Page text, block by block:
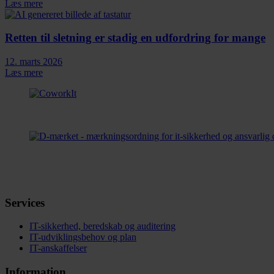
Læs mere
Retten til sletning er stadig en udfordring for mange
12. marts 2026
Læs mere
Services
IT-sikkerhed, beredskab og auditering
IT-udviklingsbehov og plan
IT-anskaffelser